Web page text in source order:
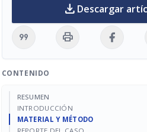
download Descargar
format_quote print
CONTENIDO
RESUMEN
INTRODUCCIÓN
MATERIAL Y MÉTODO